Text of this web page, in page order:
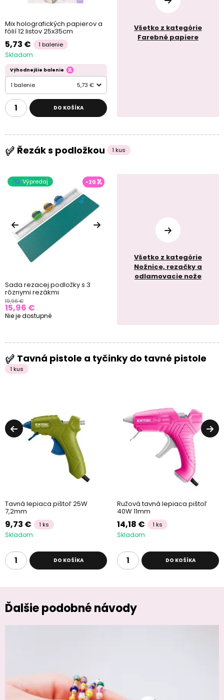
Mix holografických papierov a
fólií 12 listov 25x35cm
5,73 € 1 balenie
Skladom
Výhodnejšie balenie
1 balenie 5,73 €
DO KOŠÍKA
Všetko z kategórie
Farebné papiere
Řezák s podložkou 1 kus
Výpredaj -20
Sada rezacej podložky s 3
rôznymi rezákmi
19,96 €
15,96 €
Nie je dostupné
Všetko z kategórie
Nožnice, rezačky a
odlamovacie nože
Tavná pistole a tyčinky do tavné pistole
1 kus
Tavná lepiaca pištoľ 25W
7,2mm
9,73 € 1 ks
Skladom
DO KOŠÍKA
Ružová tavná lepiaca pištoľ
40W 11mm
14,18 € 1 ks
Skladom
DO KOŠÍKA
Ďalšie podobné návody